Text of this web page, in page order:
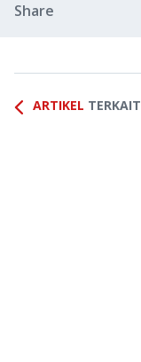
Share
ARTIKEL TERKAIT